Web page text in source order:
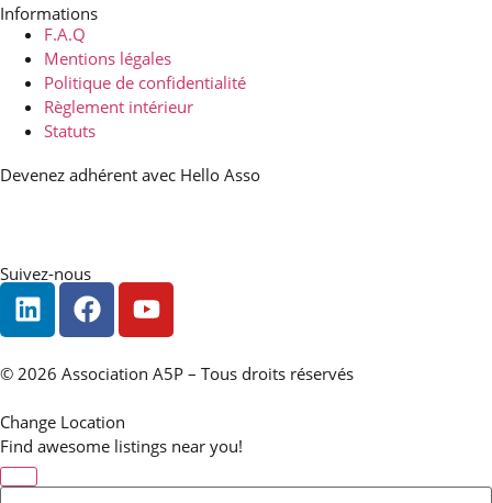
Informations
F.A.Q
Mentions légales
Politique de confidentialité
Règlement intérieur
Statuts
Devenez adhérent avec Hello Asso
Suivez-nous
© 2026 Association A5P – Tous droits réservés
Change Location
Find awesome listings near you!
Change Location